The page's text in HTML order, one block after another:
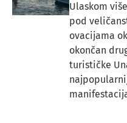
Ulaskom
pod
ovacijama
okončan
turističke